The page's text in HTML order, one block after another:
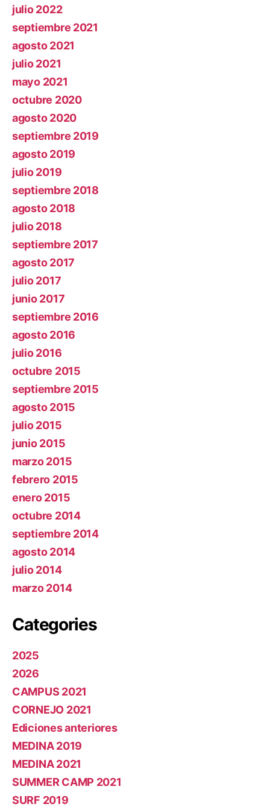
julio 2022
septiembre 2021
agosto 2021
julio 2021
mayo 2021
octubre 2020
agosto 2020
septiembre 2019
agosto 2019
julio 2019
septiembre 2018
agosto 2018
julio 2018
septiembre 2017
agosto 2017
julio 2017
junio 2017
septiembre 2016
agosto 2016
julio 2016
octubre 2015
septiembre 2015
agosto 2015
julio 2015
junio 2015
marzo 2015
febrero 2015
enero 2015
octubre 2014
septiembre 2014
agosto 2014
julio 2014
marzo 2014
Categories
2025
2026
CAMPUS 2021
CORNEJO 2021
Ediciones anteriores
MEDINA 2019
MEDINA 2021
SUMMER CAMP 2021
SURF 2019